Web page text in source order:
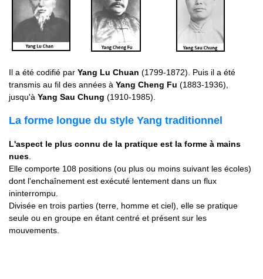
Il a été codifié par Yang Lu Chuan (1799-1872). Puis il a été
transmis au fil des années à Yang Cheng Fu (1883-1936),
jusqu'à Yang Sau Chung (1910-1985).
La forme longue du style Yang traditionnel
L'aspect le plus connu de la pratique est la forme à mains
nues
Elle comporte 108 positions (ou plus ou moins suivant les écoles)
dont l'enchaînement est exécuté lentement dans un flux
ininterrompu.
Divisée en trois parties (terre, homme et ciel), elle se pratique
seule ou en groupe en étant centré et présent sur les
mouvements.